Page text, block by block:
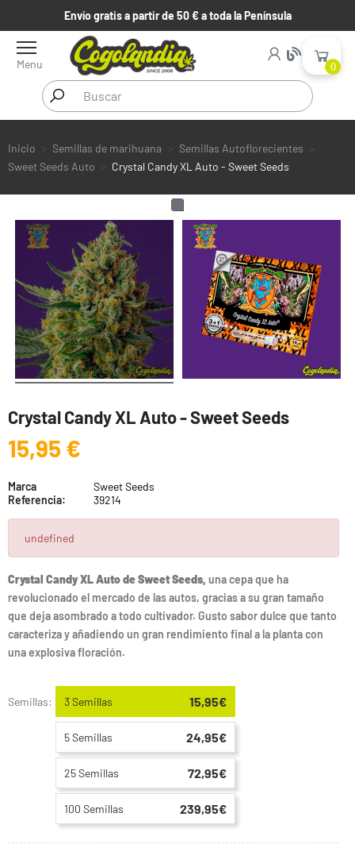
Envío gratis a partir de 50 € a toda la Península
Menu 0
Inicio Semillas de marihuana
Semillas Autoflorecientes
Sweet Seeds Auto
Crystal Candy XL Auto - Sweet Seeds
Crystal Candy XL Auto - Sweet Seeds
15,95 €
Marca
Sweet Seeds
Referencia:
39214
undefined
Crystal Candy XL Auto de Sweet Seeds, una cepa que ha
revolucionado el mercado de las autos, gracias a su gran tamaño
que deja asombrado a todo cultivador. Gusto sabor dulce que tanto
caracteriza y añadiendo un gran rendimiento final a la planta con
una explosiva floración.
Semillas: 3 Semillas 15,95€
5 Semillas 24,95€
25 Semillas 72,95€
100 Semillas 239,95€